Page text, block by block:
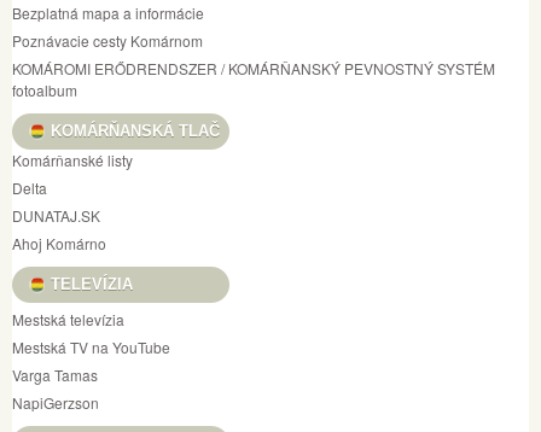
Bezplatná mapa a informácie
Poznávacie cesty Komárnom
KOMÁROMI ERŐDRENDSZER / KOMÁRŇANSKÝ PEVNOSTNÝ SYSTÉM
fotoalbum
KOMÁRŇANSKÁ TLAČ
Komárňanské listy
Delta
DUNATAJ.SK
Ahoj Komárno
TELEVÍZIA
Mestská televízia
Mestská TV na YouTube
Varga Tamas
NapiGerzson